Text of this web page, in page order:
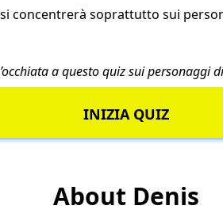
si concentrerà soprattutto sui
a questoquiz sui personaggi
INIZIA QUIZ
About Denis